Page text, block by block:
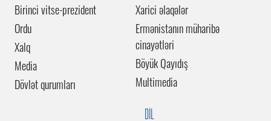
Birinci vitse-prezident
Ordu
Xalq
Media
Dövlət qurumları
Xarici əlaqələr
Ermənistanın müharibə
cinayətləri
Böyük Qayıdış
Multimedia
DİL